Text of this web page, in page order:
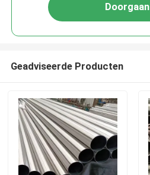
Doorgaan
Geadviseerde Producten